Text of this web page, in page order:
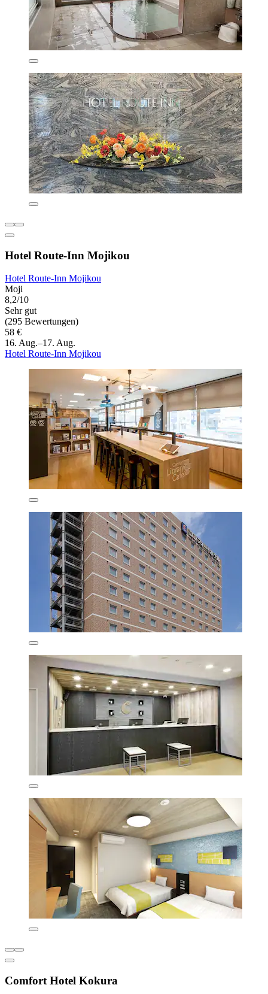
Hotel Route-Inn Mojikou
Hotel Route-Inn Mojikou
Moji
8,2/10
Sehr gut
(295 Bewertungen)
58 €
16. Aug.–17. Aug.
Hotel Route-Inn Mojikou
Comfort Hotel Kokura